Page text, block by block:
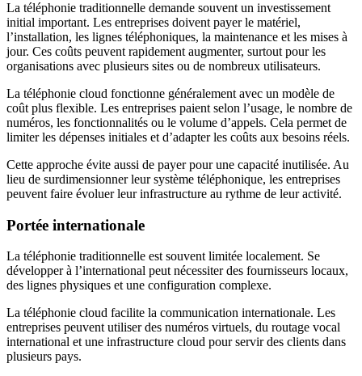
La téléphonie traditionnelle demande souvent un investissement
initial important. Les entreprises doivent payer le matériel,
l’installation, les lignes téléphoniques, la maintenance et les mises à
jour. Ces coûts peuvent rapidement augmenter, surtout pour les
organisations avec plusieurs sites ou de nombreux utilisateurs.
La téléphonie cloud fonctionne généralement avec un modèle de
coût plus flexible. Les entreprises paient selon l’usage, le nombre de
numéros, les fonctionnalités ou le volume d’appels. Cela permet de
limiter les dépenses initiales et d’adapter les coûts aux besoins réels.
Cette approche évite aussi de payer pour une capacité inutilisée. Au
lieu de surdimensionner leur système téléphonique, les entreprises
peuvent faire évoluer leur infrastructure au rythme de leur activité.
Portée internationale
La téléphonie traditionnelle est souvent limitée localement. Se
développer à l’international peut nécessiter des fournisseurs locaux,
des lignes physiques et une configuration complexe.
La téléphonie cloud facilite la communication internationale. Les
entreprises peuvent utiliser des numéros virtuels, du routage vocal
international et une infrastructure cloud pour servir des clients dans
plusieurs pays.